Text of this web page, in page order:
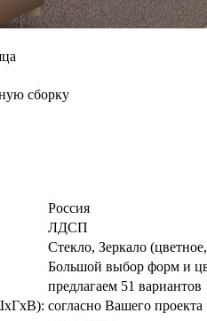
сборку
Россия
ЛДСП
Стекло, Зеркало
Большой выбор форм и
предлагаем 51 вариантов
согласно Вашего проекта